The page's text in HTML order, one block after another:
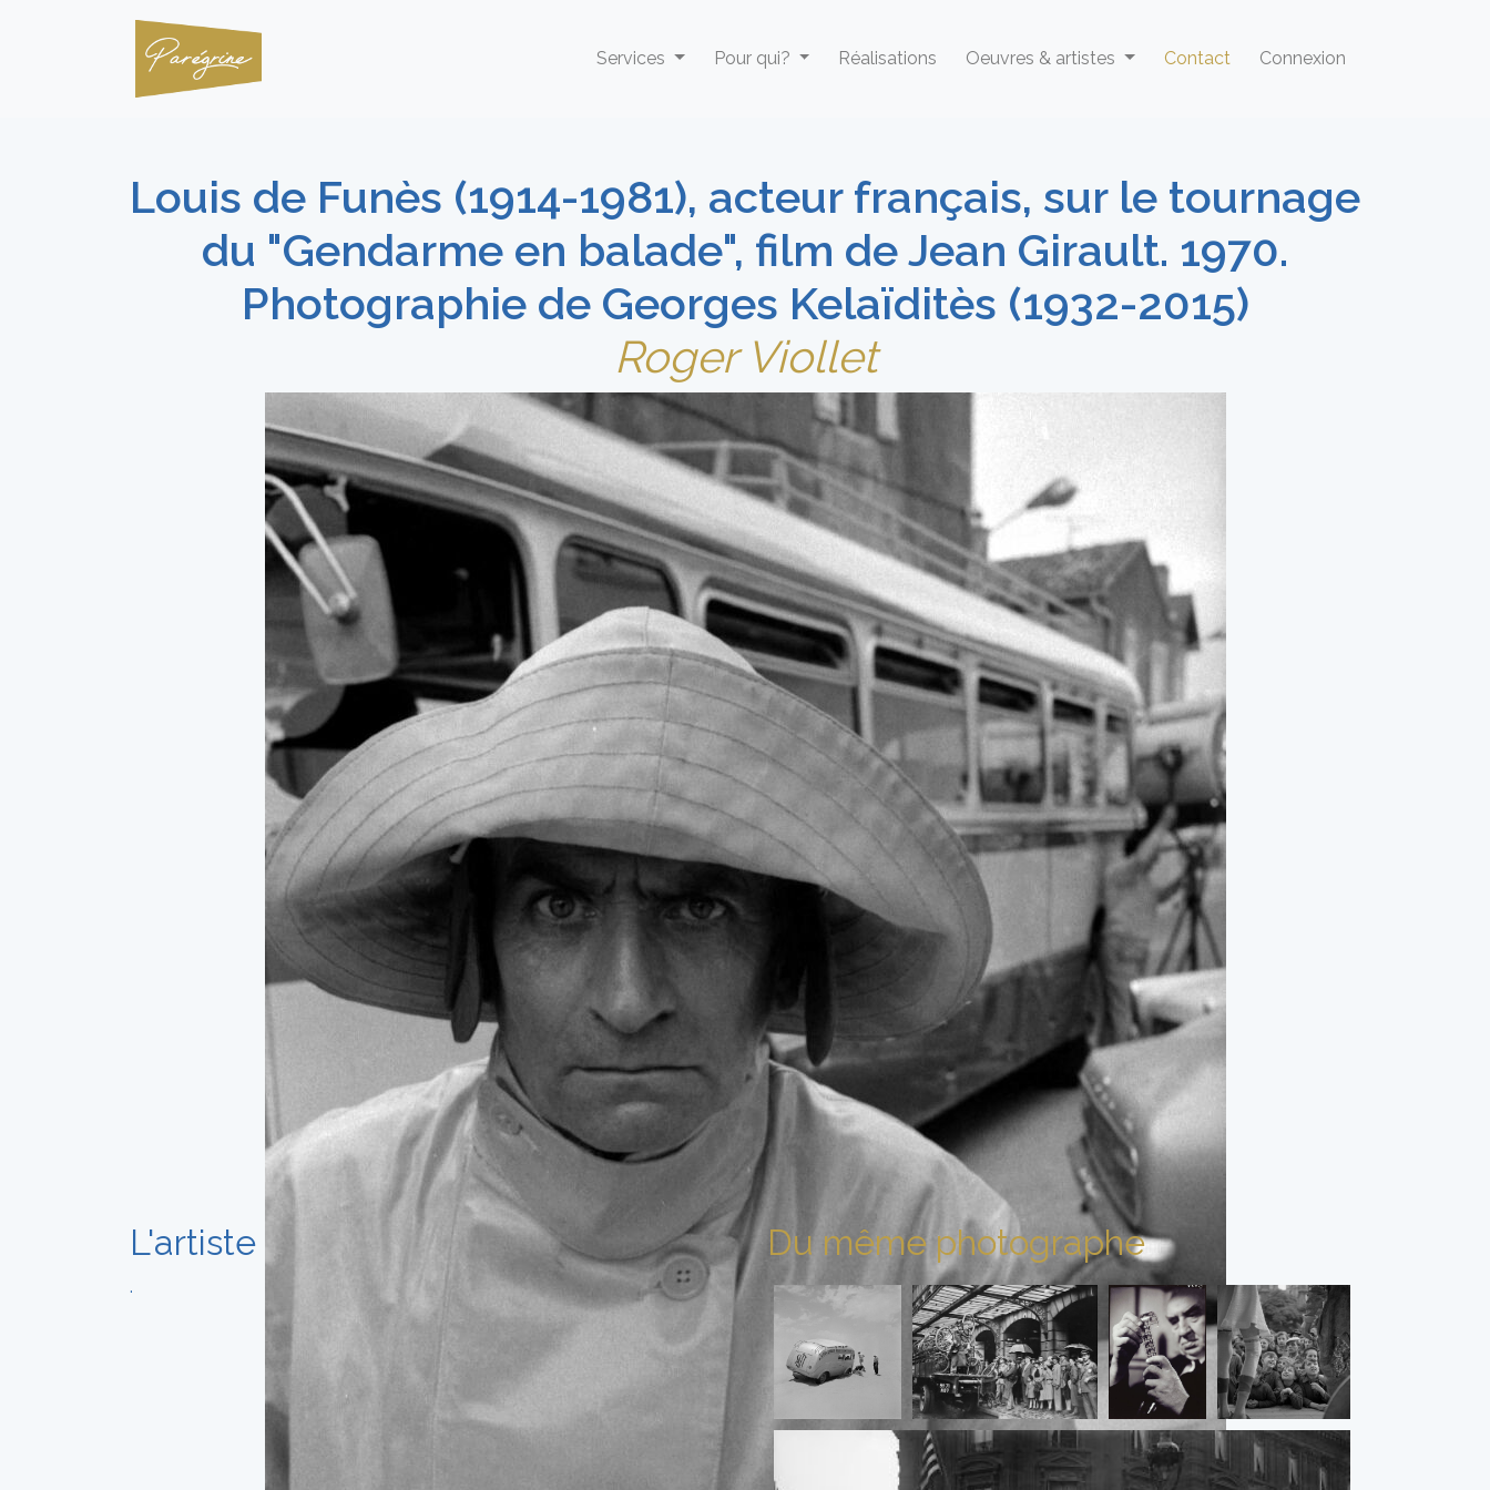
Services Pour qui? Réalisations Oeuvres & artistes Contact Connexion
Louis de Funès (1914-1981), acteur français, sur le tournage
du "Gendarme en balade", film de Jean Girault. 1970.
Photographie de Georges Kelaïditès (1932-2015)
Roger Viollet
L'artiste
.
Du même photographe